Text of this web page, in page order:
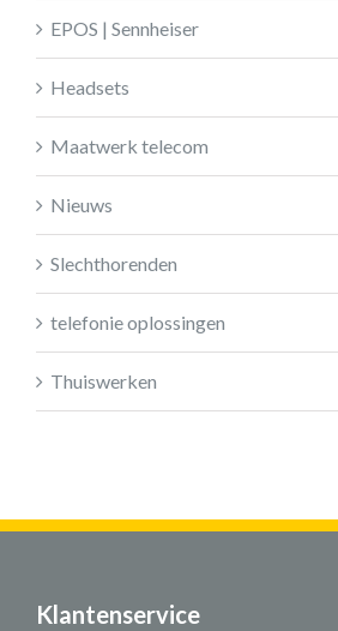
EPOS | Sennheiser
Headsets
Maatwerk telecom
Nieuws
Slechthorenden
telefonie oplossingen
Thuiswerken
Klantenservice